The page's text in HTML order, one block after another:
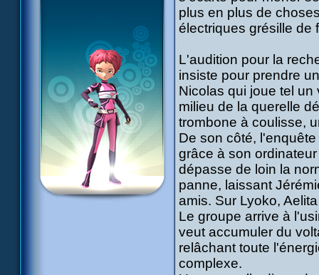
plus en plus de
électriques grésille de
L'audition pour la
insiste pour prendre
Nicolas qui joue tel un
milieu de la querelle
trombone à coulisse,
De son côté,
grâce à son
dépasse de loin la
panne, laissant
amis. Sur Lyoko,
Le groupe arrive à
veut accumuler du
relâchant toute
complexe.